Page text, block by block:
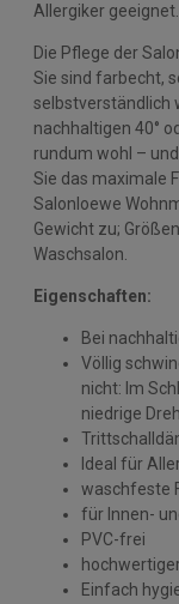
Allergiker geeignet.
Die Pflege der
Sie sind farbecht,
selbstverständlich
nachhaltigen 40°
rundum wohl –
Sie das maximale
Salonloewe
Gewicht zu;
Waschsalon.
Eigenschaften:
Bei
Völlig
nicht: Im
niedrige
Ideal für
waschfeste
für Innen-
PVC-frei
Einfach